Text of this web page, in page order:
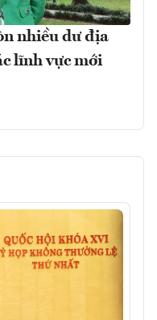
nhiều dư địa
lĩnh vực mới